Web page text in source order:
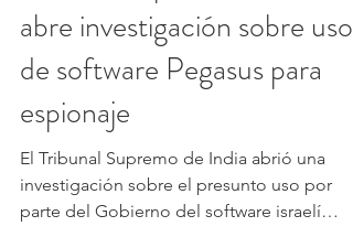
Tribunal Supremo de India
abre investigación sobre uso
de software Pegasus para
espionaje
El Tribunal Supremo de India abrió una
investigación sobre el presunto uso por